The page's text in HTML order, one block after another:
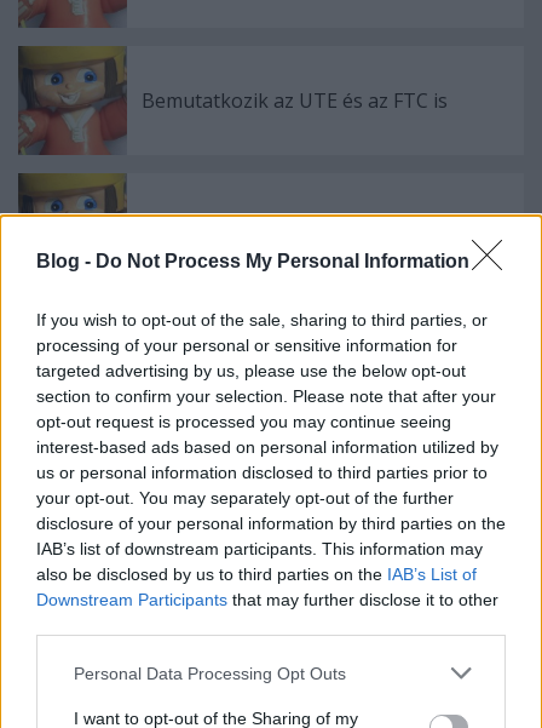
Blog - Do Not Process My Personal Information
If you wish to opt-out of the sale, sharing to third parties, or
processing of your personal or sensitive information for
targeted advertising by us, please use the below opt-out
section to confirm your selection. Please note that after your
opt-out request is processed you may continue seeing
interest-based ads based on personal information utilized by
us or personal information disclosed to third parties prior to
your opt-out. You may separately opt-out of the further
disclosure of your personal information by third parties on the
IAB’s list of downstream participants. This information may
also be disclosed by us to third parties on the IAB’s List of
Downstream Participants that may further disclose it to other
Please note that this website/app uses one or more Google
not limited to your visit or usage behaviour. You may click to
Personal Data Processing Opt Outs
I want to opt-out of the Sharing of my
Bemutatkozik az UTE és az FTC is
Hétvégén belekezd a Fehérvár junior
Érsekújváron tesztel a Dab.Docler
A hozzászóláshoz be kell lépned!